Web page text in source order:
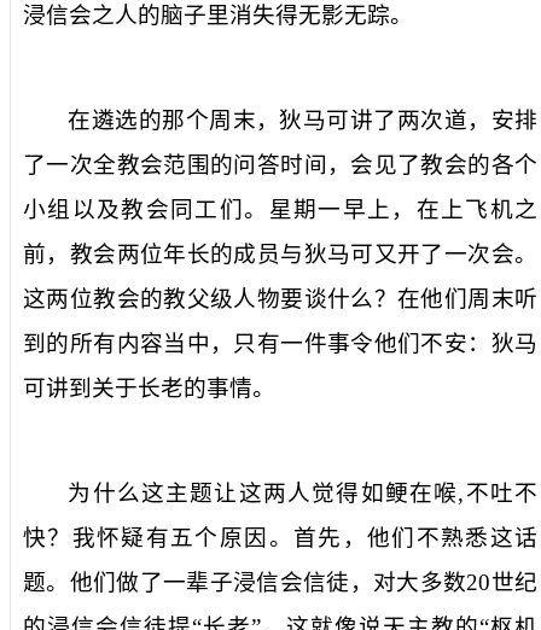
浸信会之人的脑子里消失得无影无踪。
在遴选的那个周末，狄马可讲了两次道，安排
了一次全教会范围的问答时间，会见了教会的各个
小组以及教会同工们。星期一早上，在上飞机之
前，教会两位年长的成员与狄马可又开了一次会。
这两位教会的教父级人物要谈什么？在他们周末听
到的所有内容当中，只有一件事令他们不安：狄马
可讲到关于长老的事情。
为什么这主题让这两人觉得如鲠在喉,不吐不
快？我怀疑有五个原因。首先，他们不熟悉这话
题。他们做了一辈子浸信会信徒，对大多数20世纪